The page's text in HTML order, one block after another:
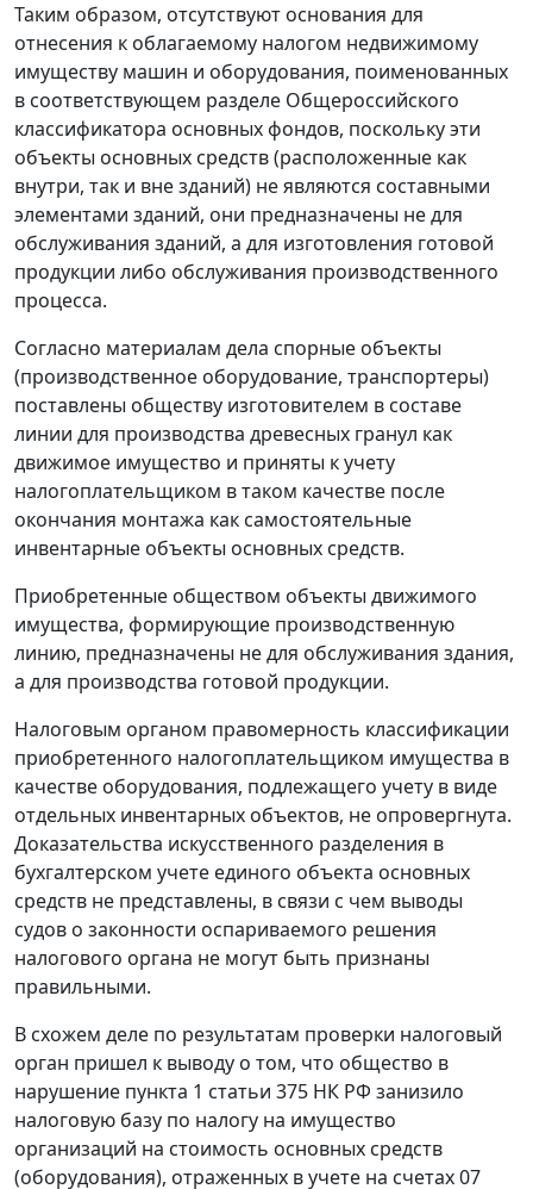
Таким образом, отсутствуют основания для
отнесения к облагаемому налогом недвижимому
имуществу машин и оборудования, поименованных
в соответствующем разделе Общероссийского
классификатора основных фондов, поскольку эти
объекты основных средств (расположенные как
внутри, так и вне зданий) не являются составными
элементами зданий, они предназначены не для
обслуживания зданий, а для изготовления готовой
продукции либо обслуживания производственного
процесса.
Согласно материалам дела спорные объекты
(производственное оборудование, транспортеры)
поставлены обществу изготовителем в составе
линии для производства древесных гранул как
движимое имущество и приняты к учету
налогоплательщиком в таком качестве после
окончания монтажа как самостоятельные
инвентарные объекты основных средств.
Приобретенные обществом объекты движимого
имущества, формирующие производственную
линию, предназначены не для обслуживания здания,
а для производства готовой продукции.
Налоговым органом правомерность классификации
приобретенного налогоплательщиком имущества в
качестве оборудования, подлежащего учету в виде
отдельных инвентарных объектов, не опровергнута.
Доказательства искусственного разделения в
бухгалтерском учете единого объекта основных
средств не представлены, в связи с чем выводы
судов о законности оспариваемого решения
налогового органа не могут быть признаны
правильными.
В схожем деле по результатам проверки налоговый
орган пришел к выводу о том, что общество в
нарушение пункта 1 статьи 375 НК РФ занизило
налоговую базу по налогу на имущество
организаций на стоимость основных средств
(оборудования), отраженных в учете на счетах 07